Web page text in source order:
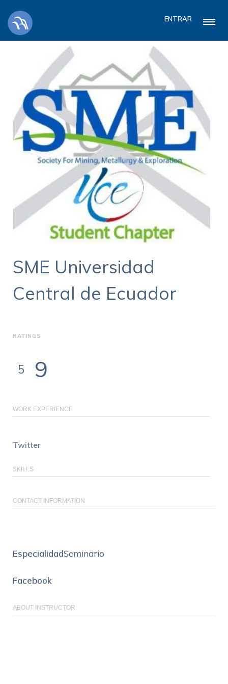
ENTRAR
SME Universidad
Central de Ecuador
RATINGS
5 9
WORK EXPERIENCE
Twitter
SKILLS
CONTACT INFORMATION
EspecialidadSeminario
Facebook
ABOUT INSTRUCTOR